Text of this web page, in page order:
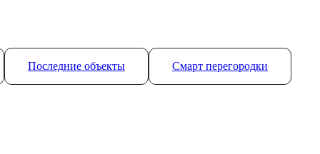
Последние объекты Смарт перегородки